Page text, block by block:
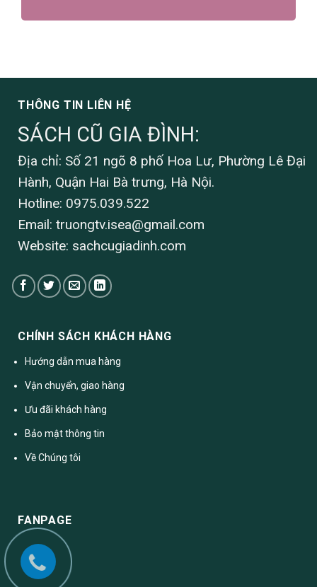
THÔNG TIN LIÊN HỆ
SÁCH CŨ GIA ĐÌNH:
Địa chỉ: Số 21 ngõ 8 phố Hoa Lư, Phường Lê Đại
Hành, Quận Hai Bà trưng, Hà Nội.
Hotline: 0975.039.522
Email: truongtv.isea@gmail.com
Website: sachcugiadinh.com
CHÍNH SÁCH KHÁCH HÀNG
Hướng dẫn mua hàng
Vận chuyển, giao hàng
Ưu đãi khách hàng
Bảo mật thông tin
Về Chúng tôi
FANPAGE